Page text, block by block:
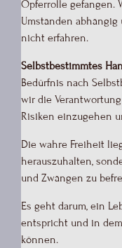
Opferrolle gefangen.
Umständen
nicht erfahren.
Selbstbestimmtes
Bedürfnis nach
wir die
Risiken einzugehen
Die wahre Freiheit
herauszuhalten,
und Zwängen zu
Es geht darum, ein
entspricht und in
können.